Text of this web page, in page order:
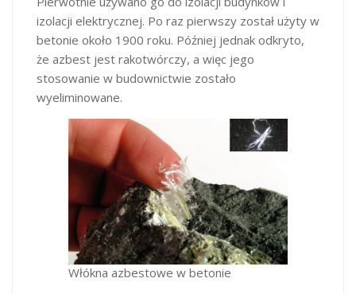
izolacji elektrycznej. Po raz pierwszy został użyty w
betonie około 1900 roku. Później jednak odkryto,
że azbest jest rakotwórczy, a więc jego
stosowanie w budownictwie zostało
wyeliminowane.
Włókna azbestowe w betonie